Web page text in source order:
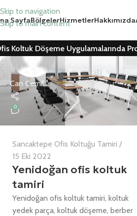
Skip to navigation
Skip to main content
SayfaBölgelerHizmetlerHakkımızda
Koltuk Döşeme Uygulamalarında
Can Cemil
0
Sancaktepe Ofis Koltuğu Tamiri
15 Eki 2022
Yenidoğan ofis koltuk
tamiri
Yenidoğan ofis koltuk tamiri, koltuk
yedek parça, koltuk döşeme, berber